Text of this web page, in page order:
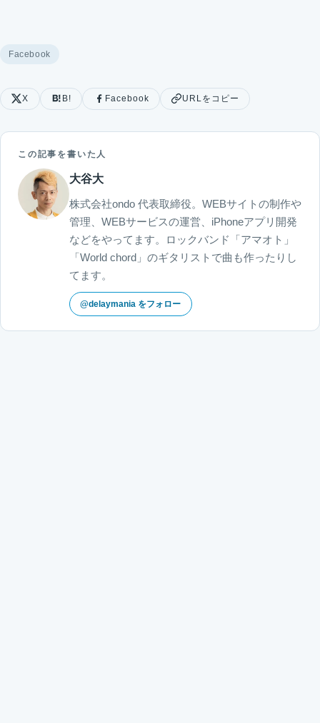
Facebook
X B! Facebook URLをコピー
この記事を書いた人
大谷大
株式会社ondo 代表取締役。WEBサイトの制作や
管理、WEBサービスの運営、iPhoneアプリ開発
などをやってます。ロックバンド「アマオト」
「World chord」のギタリストで曲も作ったりし
てます。
@delaymania をフォロー